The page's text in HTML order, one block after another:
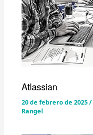
Atlassian
20 de febrero de 2025/
Rangel